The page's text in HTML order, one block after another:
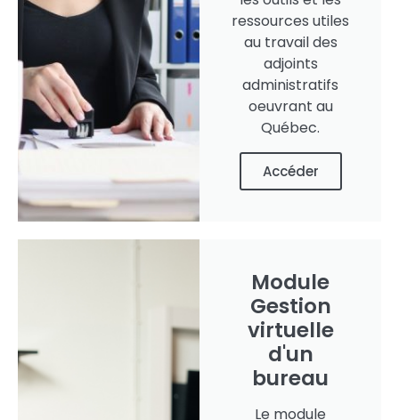
ressources utiles
au travail des
adjoints
administratifs
oeuvrant au
Québec.
Accéder
Module
Gestion
virtuelle
d'un
bureau
Le module